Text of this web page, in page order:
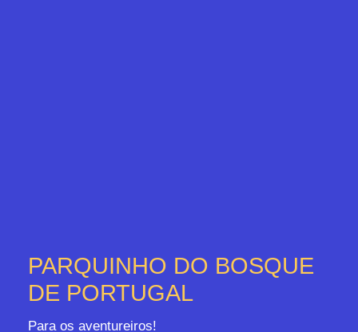
PARQUINHO DO BOSQUE
DE PORTUGAL
Para os aventureiros!